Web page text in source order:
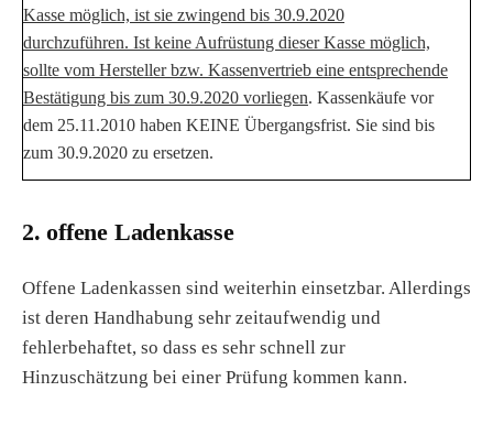
Kasse möglich, ist sie zwingend bis 30.9.2020
durchzuführen. Ist keine Aufrüstung dieser Kasse möglich,
sollte vom Hersteller bzw. Kassenvertrieb eine entsprechende
Bestätigung bis zum 30.9.2020 vorliegen. Kassenkäufe vor
dem 25.11.2010 haben KEINE Übergangsfrist. Sie sind bis
zum 30.9.2020 zu ersetzen.
2. offene Ladenkasse
Offene Ladenkassen sind weiterhin einsetzbar. Allerdings
ist deren Handhabung sehr zeitaufwendig und
fehlerbehaftet, so dass es sehr schnell zur
Hinzuschätzung bei einer Prüfung kommen kann.